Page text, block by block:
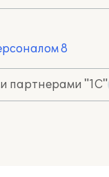
8
партнерами "1С"